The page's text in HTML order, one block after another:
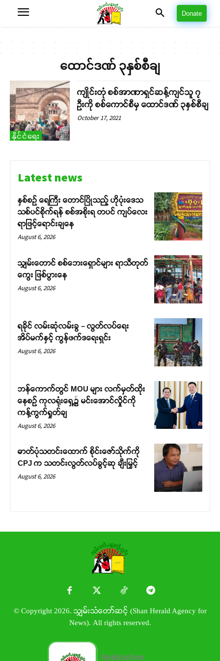
Donate
ထောင်ဒဏ် ၃နှစ်စီချ
နိုင်ငံရေး
ကျိုင်းတုံ စစ်အာဏာရှင်ဆန့်ကျင်သူ ၇
ဦးကို စစ်ကောင်စီမှ ထောင်ဒဏ် ၃နှစ်စီချ
October 17, 2021
Latest news
နှစ်စဉ် ရေကြီး တောင်ပြိုသည့် ဟိုပုံးဒေသ
သစ်ပင်စိုက်ရန် စစ်အစိုးရ တပင် ကျပ်လေး
ရာဖြင့်ရောင်းချနေ
August 6, 2026
သျှမ်းတောင် စစ်ဘေးရှောင်များ ရာသီတုတ်
ကွေး ဖြစ်ပွားနေ
August 6, 2026
ရခိုင် လမ်းဆုံလမ်းခွ – လွတ်လပ်ရေး
အိပ်မက်နှင့် ကွန်ဖက်ဒရေးရှင်း
August 6, 2026
ဘန်ကောက်တွင် MOU များ လက်မှတ်ထိုး
နေစဉ် ကုလရုံးရှေ့၌ မင်းအောင်လှိုင်ကို
ကန့်ကွက်ရှုတ်ချ
August 6, 2026
ဓာတ်ပုံသတင်းထောက် စိုင်းဇော်သိုက်ကို
CPJ က သတင်းလွတ်လပ်ခွင့်ဆု ချီးမြှင့်
August 6, 2026
© Copyright 2026. သျှမ်းသံတော်ဆင့် (Shan Herald Agency for
News). All rights reserved.